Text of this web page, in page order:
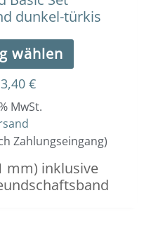
dunkel-türkis
wählen
3,40 €
MwSt.
Zahlungseingang)
mm) inklusive